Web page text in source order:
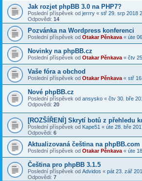
Jak rozjet phpBB 3.0 na PHP7?
Poslední příspěvek od jerrry « stř 29. srp 2018
Odpovědi: 14
Pozvánka na Wordpress konferenci
Poslední příspěvek od Otakar Pěnkava « úte
Novinky na phpBB.cz
Poslední příspěvek od Otakar Pěnkava « čtv
Vaše fóra a obchod
Poslední příspěvek od Otakar Pěnkava « stř
Nové phpBB.cz
Poslední příspěvek od ansysko « čtv 30. bře
Odpovědi: 20
[ROZŠÍŘENÍ] Skrytí botů z přehledu
Poslední příspěvek od Kape51 « úte 28. bře
Odpovědi: 6
Aktualizovaná čeština na phpBB.com
Poslední příspěvek od Otakar Pěnkava « úte
Čeština pro phpBB 3.1.5
Poslední příspěvek od Advidos « pát 23. zář
Odpovědi: 7